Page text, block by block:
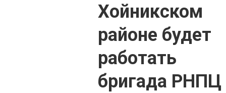
Хойникском
районе будет
работать
бригада РНПЦ